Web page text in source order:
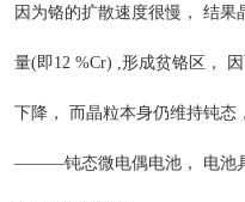
因为铬的扩散速度很慢， 结
量(即12 %Cr) ,形成贫铬区，
下降， 而晶粒本身仍维持钝态
———钝态微电偶电池， 电池